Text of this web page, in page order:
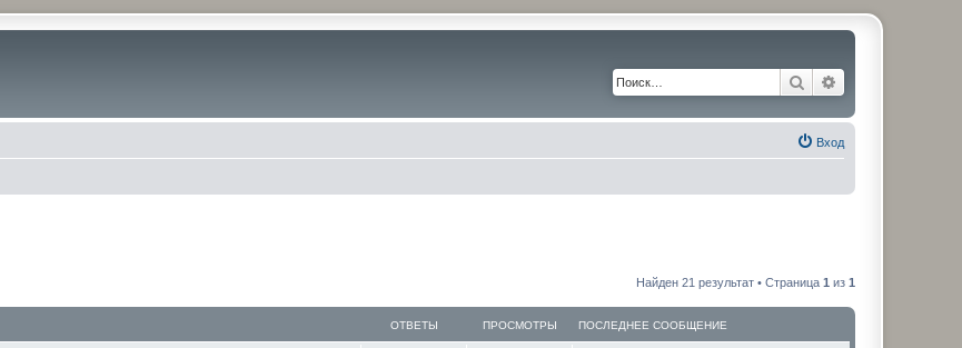
Поиск
Вход
Найден 21 результат • Страница 1 из 1
ОТВЕТЫ ПРОСМОТРЫ ПОСЛЕДНЕЕ СООБЩЕНИЕ